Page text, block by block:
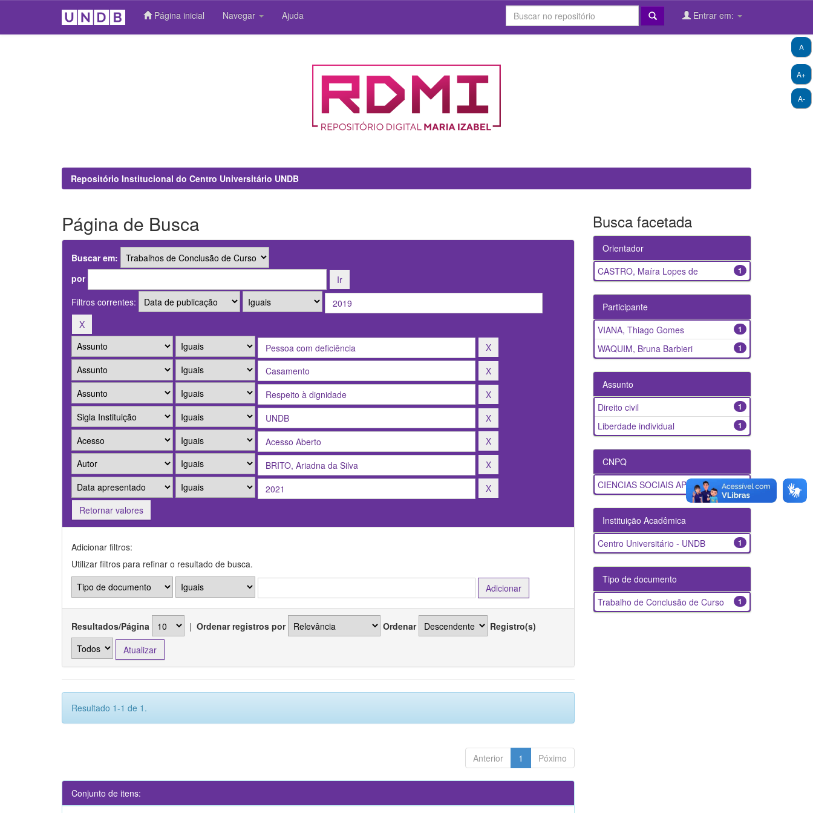
Página inicial Navegar Ajuda Entrar em:
A+
A-
A
Repositório Institucional do Centro Universitário UNDB
Página de Busca
Buscar em:
por
Filtros correntes:
Retornar valores
Adicionar filtros:
Utilizar filtros para refinar o resultado de busca.
Resultados/Página | Ordenar registros por Ordenar Registro(s)
Resultado 1-1 de 1.
Anterior 1 Póximo
Conjunto de itens:
Busca facetada
Orientador
1
CASTRO, Maíra Lopes de
Participante
1
VIANA, Thiago Gomes
1
WAQUIM, Bruna Barbieri
Assunto
1
Direito civil
1
Liberdade individual
CNPQ
1
CIENCIAS SOCIAIS APLICADAS
Instituição Acadêmica
1
Centro Universitário - UNDB
Tipo de documento
1
Trabalho de Conclusão de Curso